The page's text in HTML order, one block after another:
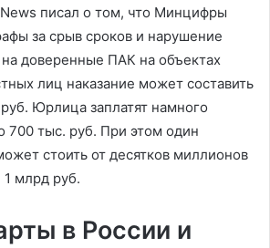
писал о том, что Минцифры
за срыв сроков и нарушение
доверенные ПАК на объектах
лиц наказание может составить
Юрлица заплатят намного
700 тыс. руб. При этом один
стоить от десятков миллионов
млрд руб.
в России и